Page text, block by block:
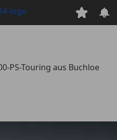
PS-Touring aus Buchloe